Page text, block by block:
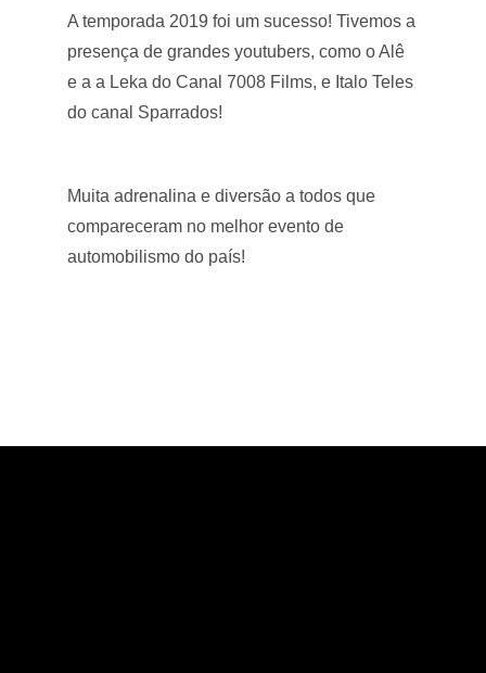
A temporada 2019 foi um sucesso! Tivemos a
presença de grandes youtubers, como o Alê
e a a Leka do Canal 7008 Films, e Italo Teles
do canal Sparrados!
Muita adrenalina e diversão a todos que
compareceram no melhor evento de
automobilismo do país!